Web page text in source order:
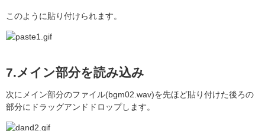
このように貼り付けられます。
7.メイン部分を読み込み
次にメイン部分のファイル(bgm02.wav)を先ほど貼り付けた後ろの
部分にドラッグアンドドロップします。